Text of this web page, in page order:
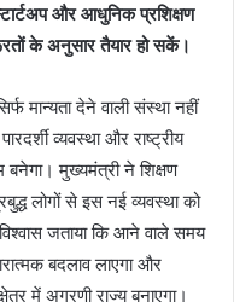
और आधुनिक प्रशिक्षण
के अनुसार तैयार हो सकें।
मान्यता देने वाली संस्था नहीं
व्यवस्था और राष्ट्रीय
बनेगा। मुख्यमंत्री ने शिक्षण
लोगों से इस नई व्यवस्था को
जताया कि आने वाले समय
बदलाव लाएगा और
में अग्रणी राज्य बनाएगा।